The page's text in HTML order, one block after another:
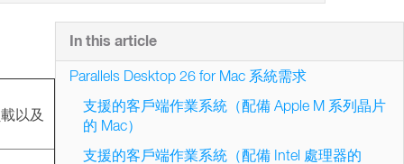
以及
In this article
Parallels Desktop 26 for Mac 系統需求
支援的客戶端作業系統（配備 Apple M 系列晶片
的 Mac）
支援的客戶端作業系統（配備 Intel 處理器的